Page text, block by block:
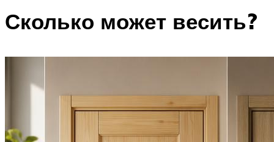
Сколько может весить?